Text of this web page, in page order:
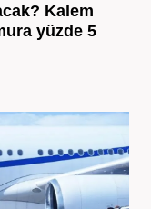
Kalem
yüzde 5